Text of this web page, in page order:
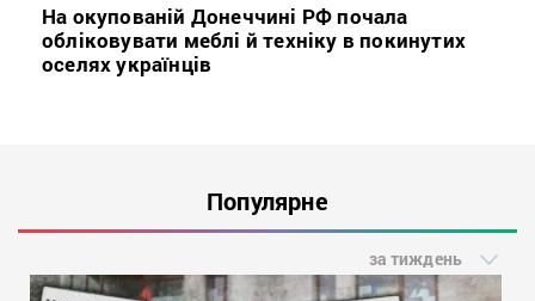
На окупованій Донеччині РФ почала
обліковувати меблі й техніку в покинутих
оселях українців
Популярне
за тиждень